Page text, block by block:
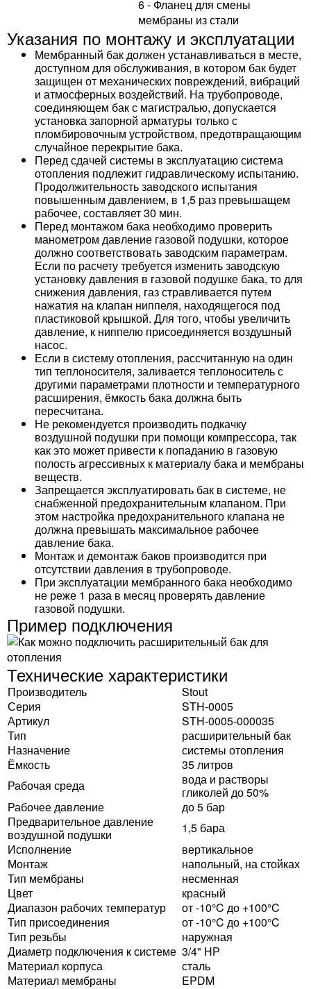
6 - Фланец для смены
мембраны из стали
Указания по монтажу и эксплуатации
Мембранный бак должен устанавливаться в месте,
доступном для обслуживания, в котором бак будет
защищен от механических повреждений, вибраций
и атмосферных воздействий. На трубопроводе,
соединяющем бак с магистралью, допускается
установка запорной арматуры только с
пломбировочным устройством, предотвращающим
случайное перекрытие бака.
Перед сдачей системы в эксплуатацию система
отопления подлежит гидравлическому испытанию.
Продолжительность заводского испытания
повышенным давлением, в 1,5 раз превышащем
рабочее, составляет 30 мин.
Перед монтажом бака необходимо проверить
манометром давление газовой подушки, которое
должно соответствовать заводским параметрам.
Если по расчету требуется изменить заводскую
установку давления в газовой подушке бака, то для
снижения давления, газ стравливается путем
нажатия на клапан ниппеля, находящегося под
пластиковой крышкой. Для того, чтобы увеличить
давление, к ниппелю присоединяется воздушный
насос.
Если в систему отопления, рассчитанную на один
тип теплоносителя, заливается теплоноситель с
другими параметрами плотности и температурного
расширения, ёмкость бака должна быть
пересчитана.
Не рекомендуется производить подкачку
воздушной подушки при помощи компрессора, так
как это может привести к попаданию в газовую
полость агрессивных к материалу бака и мембраны
веществ.
Запрещается эксплуатировать бак в системе, не
снабженной предохранительным клапаном. При
этом настройка предохранительного клапана не
должна превышать максимальное рабочее
давление бака.
Монтаж и демонтаж баков производится при
отсутствии давления в трубопроводе.
При эксплуатации мембранного бака необходимо
не реже 1 раза в месяц проверять давление
газовой подушки.
Пример подключения
Технические характеристики
Производитель
Stout
Серия
STH-0005
Артикул
STH-0005-000035
Тип
расширительный бак
Назначение
системы отопления
Ёмкость
35 литров
Рабочая среда
вода и растворы
гликолей до 50%
Рабочее давление
до 5 бар
Предварительное давление
воздушной подушки
1,5 бара
Исполнение
вертикальное
Монтаж
напольный, на стойках
Тип мембраны
несменная
Цвет
красный
Диапазон рабочих температур
от -10°C до +100°C
Тип присоединения
от -10°C до +100°C
Тип резьбы
наружная
Диаметр подключения к системе 3/4" НР
Материал корпуса
сталь
Материал мембраны
EPDM